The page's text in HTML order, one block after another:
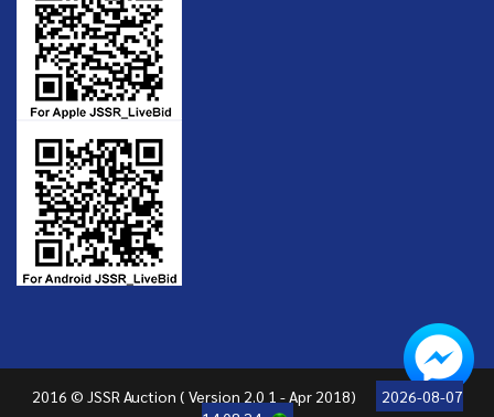
2016 © JSSR Auction ( Version 2.0 1 - Apr 2018)
2026-08-07